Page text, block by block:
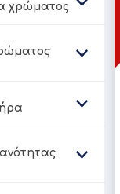
χρώματος